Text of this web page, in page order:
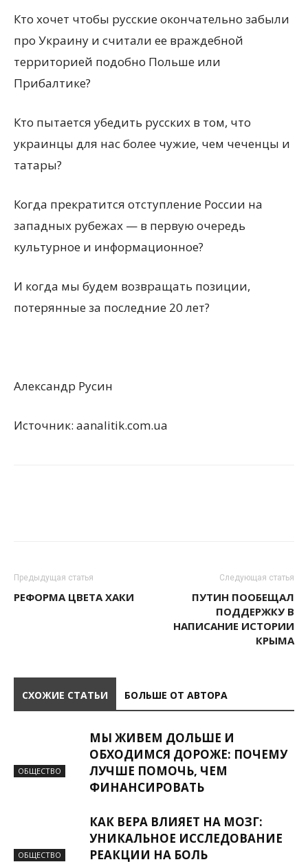
Кто хочет чтобы русские окончательно забыли
про Украину и считали ее враждебной
территорией подобно Польше или
Прибалтике?
Кто пытается убедить русских в том, что
украинцы для нас более чужие, чем чеченцы и
татары?
Когда прекратится отступление России на
западных рубежах — в первую очередь
культурное и информационное?
И когда мы будем возвращать позиции,
потерянные за последние 20 лет?
Александр Русин
Источник: aanalitik.com.ua
Предыдущая статья
РЕФОРМА ЦВЕТА ХАКИ
Следующая статья
ПУТИН ПООБЕЩАЛ
ПОДДЕРЖКУ В
НАПИСАНИЕ ИСТОРИИ
КРЫМА
СХОЖИЕ СТАТЬИ БОЛЬШЕ ОТ АВТОРА
ОБЩЕСТВО
МЫ ЖИВЕМ ДОЛЬШЕ И
ОБХОДИМСЯ ДОРОЖЕ: ПОЧЕМУ
ЛУЧШЕ ПОМОЧЬ, ЧЕМ
ФИНАНСИРОВАТЬ
ОБЩЕСТВО
КАК ВЕРА ВЛИЯЕТ НА МОЗГ:
УНИКАЛЬНОЕ ИССЛЕДОВАНИЕ
РЕАКЦИИ НА БОЛЬ